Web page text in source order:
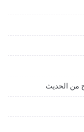
من الحديث